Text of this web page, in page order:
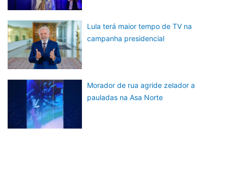
Lula terá maior tempo de TV na
campanha presidencial
Morador de rua agride zelador a
pauladas na Asa Norte